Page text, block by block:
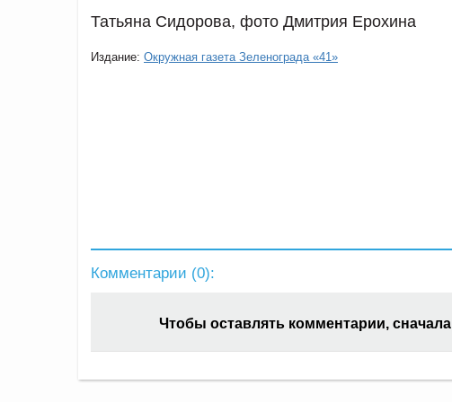
Татьяна Сидорова, фото Дмитрия Ерохина
Издание: Окружная газета Зеленограда «41»
Комментарии (0):
Чтобы оставлять комментарии, сначала